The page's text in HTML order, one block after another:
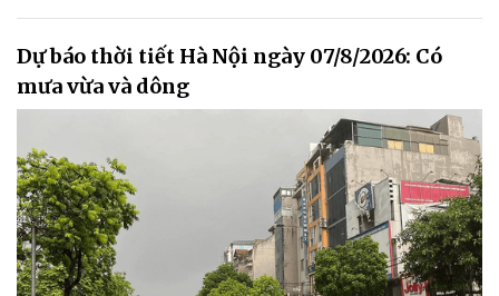
Dự báo thời tiết Hà Nội ngày 07/8/2026: Có
mưa vừa và dông